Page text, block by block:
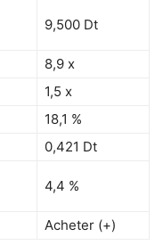
9,500 Dt
8,9 x
1,5 x
18,1 %
0,421 Dt
4,4 %
Acheter (+)